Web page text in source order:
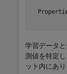
学習データ
測値を特定
ット内にあり